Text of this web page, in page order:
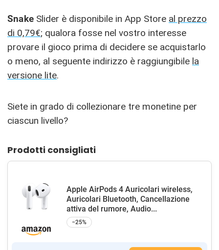
Snake Slider è disponibile in App Store al prezzo
di 0,79€; qualora fosse nel vostro interesse
provare il gioco prima di decidere se acquistarlo
o meno, al seguente indirizzo è raggiungibile la
versione lite.
Siete in grado di collezionare tre monetine per
ciascun livello?
Prodotti consigliati
Apple AirPods 4 Auricolari wireless,
Auricolari Bluetooth, Cancellazione
attiva del rumore, Audio...
−25%